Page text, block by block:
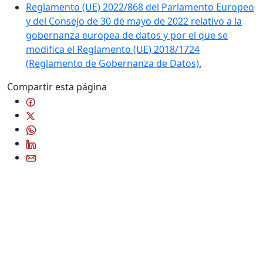
Reglamento (UE) 2022/868 del Parlamento Europeo
y del Consejo de 30 de mayo de 2022 relativo a la
gobernanza europea de datos y por el que se
modifica el Reglamento (UE) 2018/1724
(Reglamento de Gobernanza de Datos).
Compartir esta página